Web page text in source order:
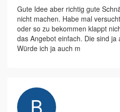
Gute Idee aber richtig gute
nicht machen. Habe mal
oder so zu bekommen klappt
das Angebot einfach. Die sind ja
Würde ich ja auch m